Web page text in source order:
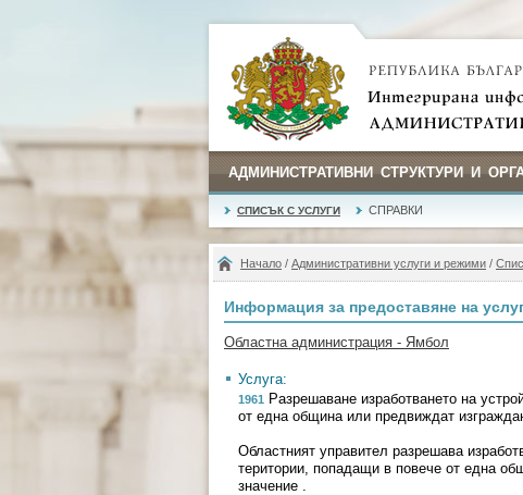
АДМИНИСТРАТИВНИ СТРУКТУРИ И
СПИСЪК С УСЛУГИ СПРАВКИ
Начало / Административни услуги и режими /
Информация за предоставяне на
Областна администрация - Ямбол
Услуга:
1961 Разрешаване изработването на
от една община или предвиждат
Областният управител разрешава
територии, попадащи в повече от една
значение .